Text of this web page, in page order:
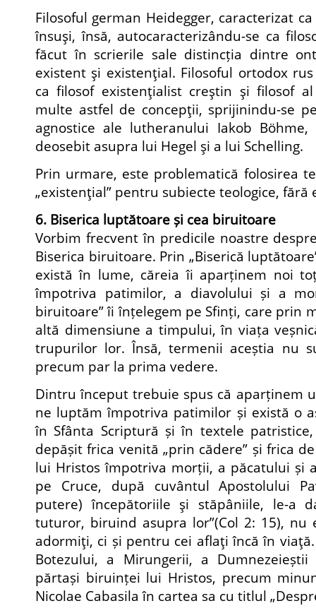
Filosoful german Heidegger, caracterizat
însuşi, însă, autocaracterizându-se ca
făcut în scrierile sale distincția dintre
existent şi existenţial. Filosoful ortodox
ca filosof existenţialist creştin şi filosof
multe astfel de concepţii, sprijinindu-se
agnostice ale lutheranului Iakob
deosebit asupra lui Hegel şi a lui Schelling.
Prin urmare, este problematică folosirea
„existenţial” pentru subiecte teologice, fără
6. Biserica luptătoare și cea biruitoare
Vorbim frecvent în predicile noastre
Biserica biruitoare. Prin „Biserică
există în lume, căreia îi aparținem noi
împotriva patimilor, a diavolului și a
biruitoare” îi înțelegem pe Sfinți, care prin
altă dimensiune a timpului, în viața
trupurilor lor. Însă, termenii aceștia nu
precum par la prima vedere.
Dintru început trebuie spus că aparținem
ne luptăm împotriva patimilor și există o
în Sfânta Scriptură și în textele
depășit frica venită „prin cădere” și frica
lui Hristos împotriva morții, a păcatului și
pe Cruce, după cuvântul Apostolului
putere) începătoriile şi stăpâniile, le-a
tuturor, biruind asupra lor”(Col 2: 15),
adormiţi, ci și pentru cei aflaţi încă în
Botezului, a Mirungerii, a
părtași biruinței lui Hristos, precum
Nicolae Cabasila în cartea sa cu titlul